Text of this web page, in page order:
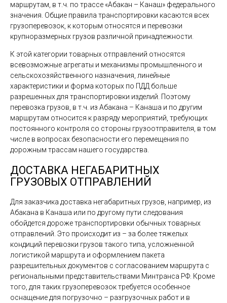
маршрутам, в т.ч. по трассе «Абакан – Канаш» федерального
значения. Общие правила транспортировки касаются всех
грузоперевозок, к которым относятся и перевозки
крупноразмерных грузов различной принадлежности.
К этой категории товарных отправлений относятся
всевозможные агрегаты и механизмы промышленного и
сельскохозяйственного назначения, линейные
характеристики и форма которых по ПДД больше
разрешенных для транспортировки изделий. Поэтому
перевозка грузов, в т.ч. из Абакана – Канаша и по другим
маршрутам относится к разряду мероприятий, требующих
постоянного контроля со стороны грузоотправителя, в том
числе в вопросах безопасности его перемещения по
дорожным трассам нашего государства.
ДОСТАВКА НЕГАБАРИТНЫХ
ГРУЗОВЫХ ОТПРАВЛЕНИЙ
Для заказчика доставка негабаритных грузов, например, из
Абакана в Канаша или по другому пути следования
обойдется дороже транспортировки обычных товарных
отправлений. Это происходит из – за более тяжелых
кондиций перевозки грузов такого типа, усложненной
логистикой маршрута и оформлением пакета
разрешительных документов с согласованием маршрута с
региональными представительствами Минтранса РФ. Кроме
того, для таких грузоперевозок требуется особенное
оснащение для погрузочно – разгрузочных работ и в